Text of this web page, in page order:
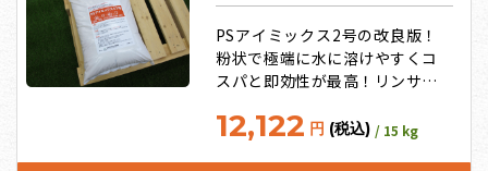
PSアイミックス2号の改良版！
粉状で極端に水に溶けやすくコ
スパと即効性が最高！リンサン
チゴ・トマトに特化したのはS
12,122 円 (税込) / 15 kg